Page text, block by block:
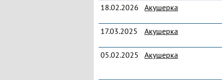
18.02.2026
Акушерка
17.03.2025 Акушерка
05.02.2025 Акушерка